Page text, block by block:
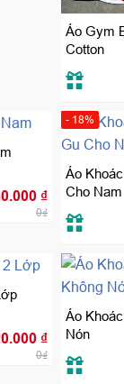
Áo Gym
Cotton
₫
0₫
- 18%
Áo
Cho Nam
₫
0₫
Áo
Nón